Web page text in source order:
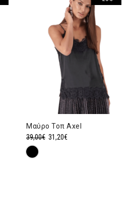
Μαύρο Τοπ Axel
39,00€ Original
31,20€Η